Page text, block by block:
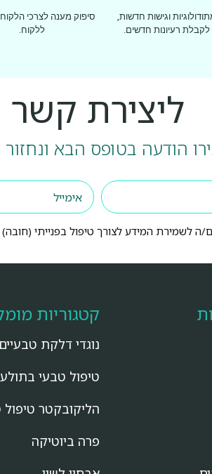
וגישות חדשות,
רעיונות חדשים.
סיפוק מענה לצרכי
ללקוח.
ליצירת קשר
הודעה בטופס הבא
ה לשמירת המידע לצורך טיפול בפנייתי (חובה)
קטגוריות
נוגדי דלקת טבעיים
טיפול טבעי
הליקובקטר טיפול
פרה ביוטיקה